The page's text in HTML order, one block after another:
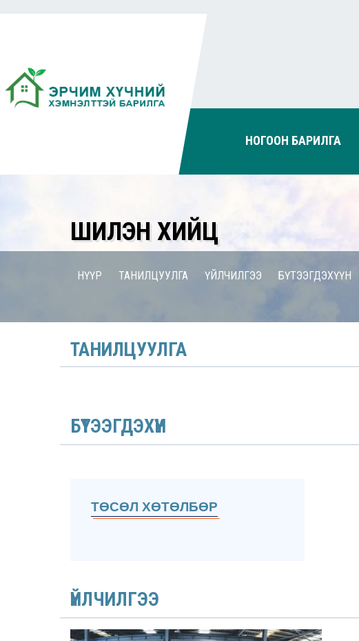
НОГООН БАРИЛГА
ШИЛЭН ХИЙЦ
НҮҮР ТАНИЛЦУУЛГА ҮЙЛЧИЛГЭЭ БҮТЭЭГДЭХҮҮН
ТАНИЛЦУУЛГА
БҮТЭЭГДЭХҮҮН
ТӨСӨЛ ХӨТӨЛБӨР
ҮЙЛЧИЛГЭЭ